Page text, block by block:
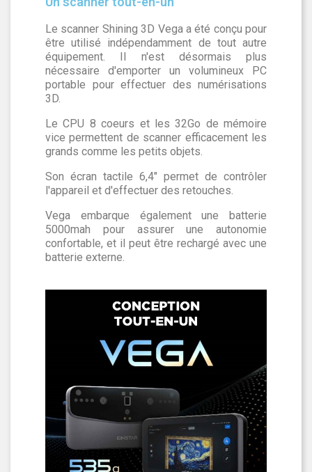
Le scanner Shining 3D Vega a été conçu pour
être utilisé indépendamment de tout autre
équipement. Il n'est désormais plus
nécessaire d'emporter un volumineux PC
portable pour effectuer des numérisations
3D.
Le CPU 8 coeurs et les 32Go de mémoire
vice permettent de scanner efficacement les
grands comme les petits objets.
Son écran tactile 6,4" permet de contrôler
l'appareil et d'effectuer des retouches.
Vega embarque également une batterie
5000mah pour assurer une autonomie
confortable, et il peut être rechargé avec une
batterie externe.